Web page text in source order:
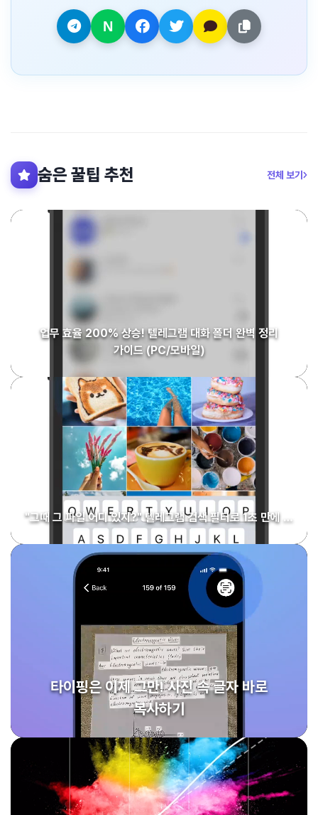
숨은 꿀팁 추천 전체 보기
업무 효율 200% 상승! 텔레그램 대화 폴더 완벽 정리
가이드 (PC/모바일)
"그때 그 파일 어디 있지?" 텔레그램 검색 필터로 1초 만에 …
타이핑은 이제 그만! 사진 속 글자 바로
복사하기